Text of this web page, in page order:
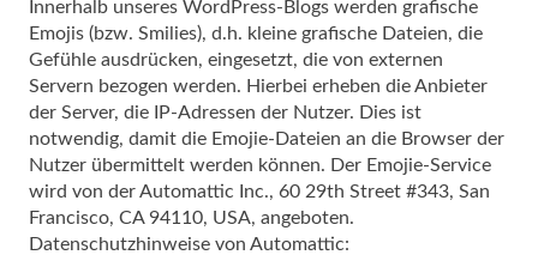
Innerhalb unseres WordPress-Blogs werden grafische
Emojis (bzw. Smilies), d.h. kleine grafische Dateien, die
Gefühle ausdrücken, eingesetzt, die von externen
Servern bezogen werden. Hierbei erheben die Anbieter
der Server, die IP-Adressen der Nutzer. Dies ist
notwendig, damit die Emojie-Dateien an die Browser der
Nutzer übermittelt werden können. Der Emojie-Service
wird von der Automattic Inc., 60 29th Street #343, San
Francisco, CA 94110, USA, angeboten.
Datenschutzhinweise von Automattic: